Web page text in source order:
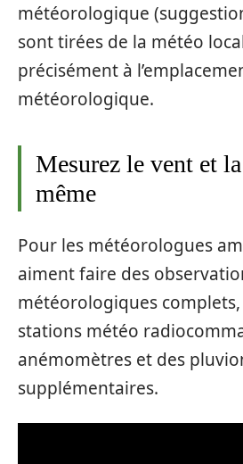
météorologique
sont tirées de la météo
précisément à
météorologique.
Mesurez le vent et
même
Pour les météorologues
aiment faire des
météorologiques
stations météo
anémomètres et des
supplémentaires.